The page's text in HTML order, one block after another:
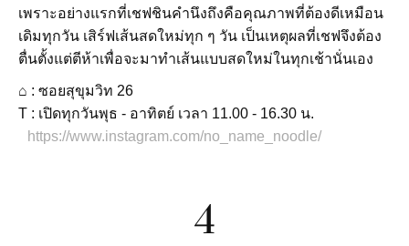
เพราะอย่างแรกที่เชฟชินคำนึงถึงคือคุณภาพที่ต้องดีเหมือน
เดิมทุกวัน เสิร์ฟเส้นสดใหม่ทุก ๆ วัน เป็นเหตุผลที่เชฟจึงต้อง
ตื่นตั้งแต่ตีห้าเพื่อจะมาทำเส้นแบบสดใหม่ในทุกเช้านั่นเอง
⌂ : ซอยสุขุมวิท 26
T : เปิดทุกวันพุธ - อาทิตย์ เวลา 11.00 - 16.30 น.
https://www.instagram.com/no_name_noodle/
4